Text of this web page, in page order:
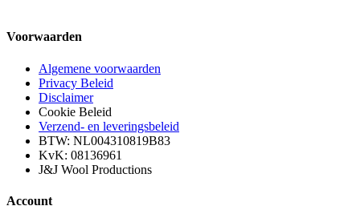
Voorwaarden
Algemene voorwaarden
Privacy Beleid
Disclaimer
Cookie Beleid
Verzend- en leveringsbeleid
BTW: NL004310819B83
KvK: 08136961
J&J Wool Productions
Account